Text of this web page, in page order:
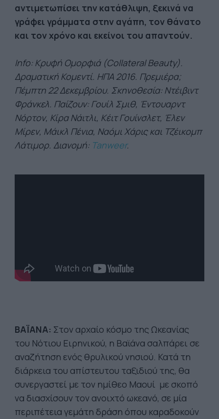
αντιμετωπίσει την κατάθλιψη, ξεκινά να
γράφει γράμματα στην αγάπη, τον θάνατο
και τον χρόνο και εκείνοι του απαντούν.
Info: Κρυφή Ομορφιά (Collateral Beauty).
Δραματική Κομεντί. ΗΠΑ 2016. Πρεμιέρα;
Πέμπτη 22 Δεκεμβρίου. Σκηνοθεσία: Ντέιβιντ
Φράνκελ. Παίζουν: Γουίλ Σμιθ, Έντουαρντ
Νόρτον, Κίρα Νάιτλι, Κέιτ Γουίνσλετ, Έλεν
Μίρεν, Μάικλ Πένια, Ναόμι Χάρις και Τζέικομπ
Λάτιμορ. Διανομή: Tanweer.
ΒΑΪΑΝΑ: Στον αρχαίο κόσμο της Ωκεανίας
του Νότιου Ειρηνικού, η Βαϊάνα σαλπάρει σε
αναζήτηση ενός θρυλικού νησιού. Κατά τη
διάρκεια του απίστευτου ταξιδιού της, θα
συνεργαστεί με τον ημίθεο Μαουί με σκοπό
να διασχίσουν τον ανοιχτό ωκεανό, σε μία
περιπέτεια γεμάτη δράση όπου καραδοκούν